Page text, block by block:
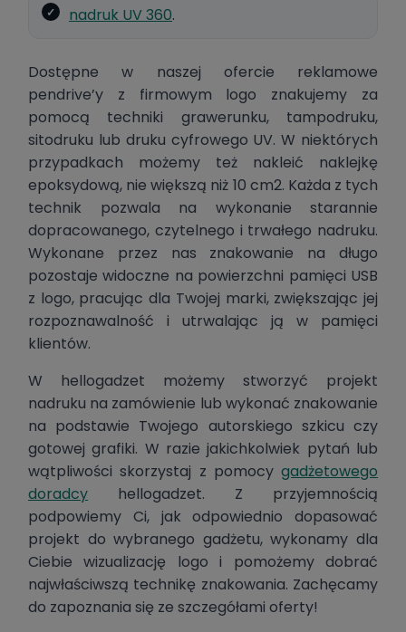
nadruk UV 360.
Dostępne w naszej ofercie reklamowe
pendrive’y z firmowym logo znakujemy za
pomocą techniki grawerunku, tampodruku,
sitodruku lub druku cyfrowego UV. W niektórych
przypadkach możemy też nakleić naklejkę
epoksydową, nie większą niż 10 cm2. Każda z tych
technik pozwala na wykonanie starannie
dopracowanego, czytelnego i trwałego nadruku.
Wykonane przez nas znakowanie na długo
pozostaje widoczne na powierzchni pamięci USB
z logo, pracując dla Twojej marki, zwiększając jej
rozpoznawalność i utrwalając ją w pamięci
klientów.
W hellogadzet możemy stworzyć projekt
nadruku na zamówienie lub wykonać znakowanie
na podstawie Twojego autorskiego szkicu czy
gotowej grafiki. W razie jakichkolwiek pytań lub
wątpliwości skorzystaj z pomocy gadżetowego
doradcy hellogadzet. Z przyjemnością
podpowiemy Ci, jak odpowiednio dopasować
projekt do wybranego gadżetu, wykonamy dla
Ciebie wizualizację logo i pomożemy dobrać
najwłaściwszą technikę znakowania. Zachęcamy
do zapoznania się ze szczegółami oferty!